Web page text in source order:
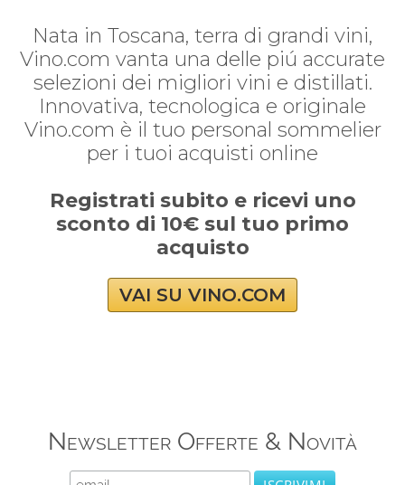
Nata in Toscana, terra di grandi vini,
Vino.com vanta una delle piú accurate
selezioni dei migliori vini e distillati.
Innovativa, tecnologica e originale
Vino.com è il tuo personal sommelier
per i tuoi acquisti online
Registrati subito e ricevi uno
sconto di 10€ sul tuo primo
acquisto
VAI SU VINO.COM
Newsletter Offerte & Novità